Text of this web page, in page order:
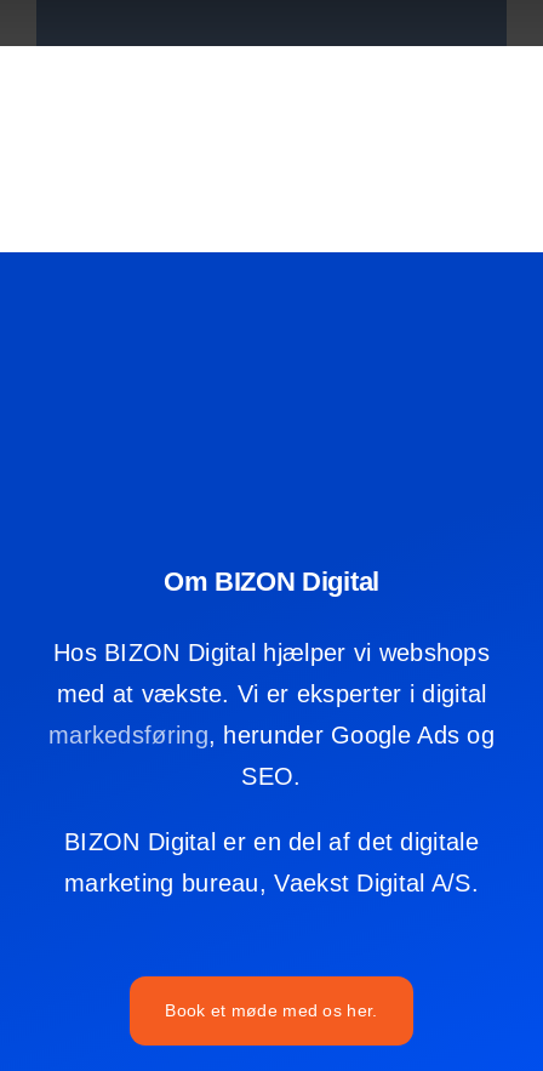
Om BIZON Digital
Hos BIZON Digital hjælper vi webshops
med at vækste. Vi er eksperter i digital
markedsføring, herunder Google Ads og
SEO.
BIZON Digital er en del af det digitale
marketing bureau,Vaekst Digital A/S.
Book et møde med os her.